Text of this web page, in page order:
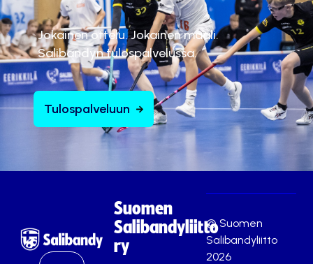
Jokainen ottelu. Jokainen maali.
Salibandyn tulospalvelussa.
Tulospalveluun
Suomen
Salibandyliitto
ry
© Suomen
Salibandyliitto
2026